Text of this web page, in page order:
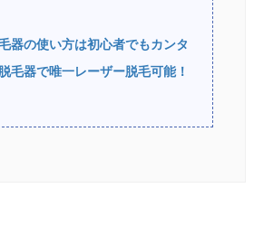
器の使い方は初心者でもカンタ
毛器で唯一レーザー脱毛可能！